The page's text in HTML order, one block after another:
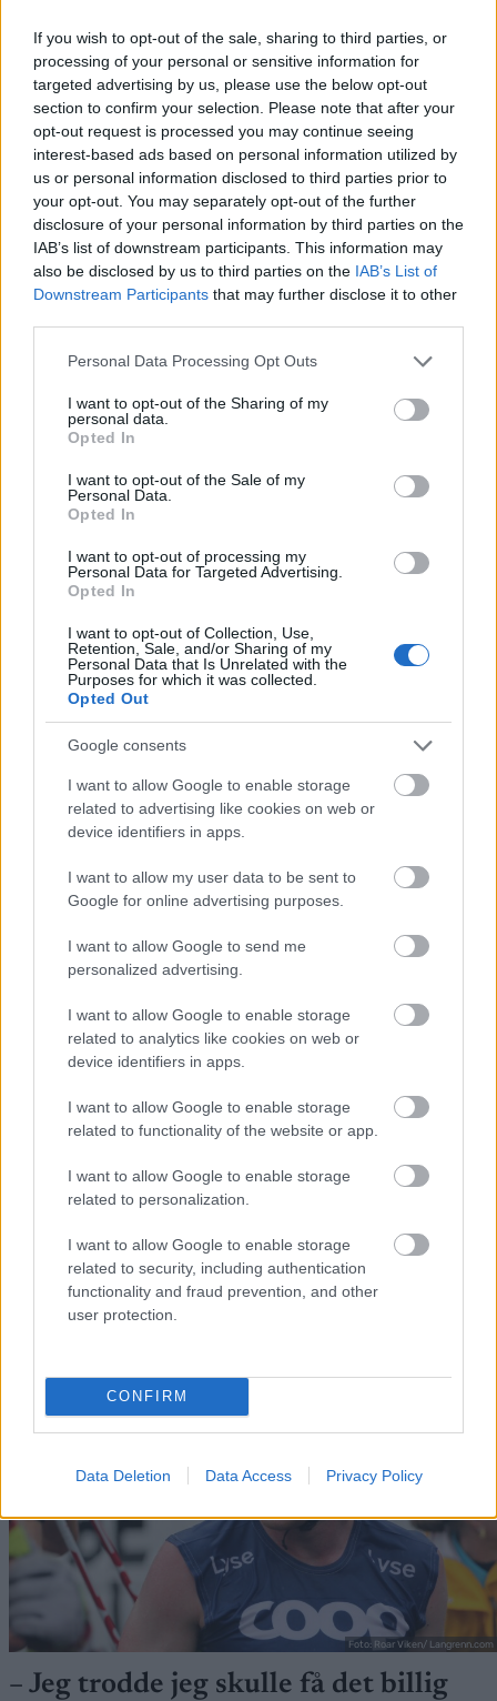
If you wish to opt-out of the sale, sharing to third parties, or
processing of your personal or sensitive information for
targeted advertising by us, please use the below opt-out
section to confirm your selection. Please note that after your
opt-out request is processed you may continue seeing
interest-based ads based on personal information utilized by
us or personal information disclosed to third parties prior to
your opt-out. You may separately opt-out of the further
disclosure of your personal information by third parties on the
IAB’s list of downstream participants. This information may
also be disclosed by us to third parties on the IAB’s List of
Downstream Participants that may further disclose it to other
Please note that this website/app uses one or more Google
not limited to your visit or usage behaviour. You may click to
grant or deny consent to Google and its third-party tags to
use your data for below specified purposes in below Google
consent section.
Personal Data Processing Opt Outs
I want to opt-out of the Sharing of my
personal data.
Opted In
I want to opt-out of the Sale of my
Personal Data.
Opted In
I want to opt-out of processing my
Personal Data for Targeted Advertising.
Opted In
I want to opt-out of Collection, Use,
Retention, Sale, and/or Sharing of my
Personal Data that Is Unrelated with the
Purposes for which it was collected.
Opted Out
Google consents
I want to allow Google to enable storage
related to advertising like cookies on web or
device identifiers in apps.
I want to allow my user data to be sent to
Google for online advertising purposes.
I want to allow Google to send me
personalized advertising.
I want to allow Google to enable storage
related to analytics like cookies on web or
device identifiers in apps.
I want to allow Google to enable storage
related to functionality of the website or app.
I want to allow Google to enable storage
related to personalization.
I want to allow Google to enable storage
related to security, including authentication
functionality and fraud prevention, and other
user protection.
CONFIRM
Data Deletion Data Access Privacy Policy
som vil spille inn her, forklarer Anita til
Langrenn.com, som ikke vil brenne for mye krutt
til sprintkonkurransen.
PS: Stafett-trioen til Trysilgutten, Anita Moen,
Heidi Andersen og Siv Bråten Lunde har bestemt
seg for å gå «Tjej-Vasan», Vasaloppets kvinnelig
variant på tremil, som går i Mora, i
avslutningshelga under VM, skriver avisa
Østlendingen.
Meld deg på vårt nyhetsbrev
Meld deg på
MEST LEST
Medal
jeover
Beijin
2022.
2.20
22
2
MED
ALJE
SIKT:
OL
gchan
g
RESULTA
TER
2.20
18
3
Langr
–
Progr
sende
tider
RESULTA
TER
.201
4 Result
Beijin
g
RESULTA
1.20
RESULTA
FLERE ARTIKLER
Foto: Roar Viken/ Langrenn.com
– Jeg trodde jeg skulle få det billig